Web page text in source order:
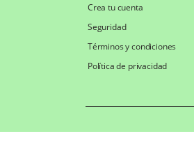
Crea tu cuenta
Seguridad
Términos y condiciones
Política de privacidad